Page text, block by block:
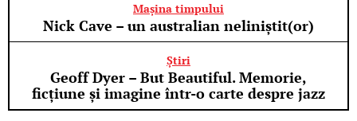
Nick Cave – un australian neliniștit(or)
Mașina timpului
Geoff Dyer – But Beautiful. Memorie,
ficțiune și imagine într-o carte despre jazz
Știri